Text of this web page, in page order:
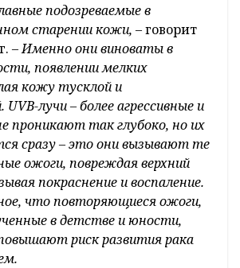
подозреваемые в
старении кожи, –говорит
– Именно они виноваты в
появлении мелких
кожу тусклой и
лучи – более агрессивные и
проникают так глубоко, но их
сразу – это они вызывают те
ожоги, повреждая верхний
покраснение и воспаление.
что повторяющиеся ожоги,
в детстве и юности,
риск развития рака